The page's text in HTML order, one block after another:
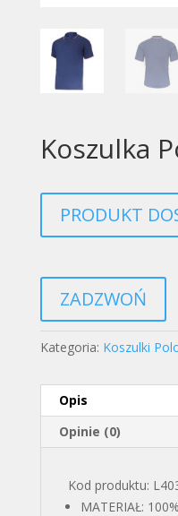
Koszulka
PRODUKT
ZADZWOŃ
Kategoria: Koszulki
Opis
Opinie (0)
Kod produktu:
MATERIAŁ: